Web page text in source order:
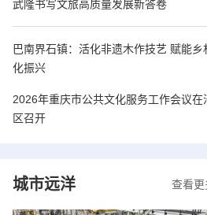
武隆书写文旅高质量发展新答卷
巴南界石镇：活化非遗木作技艺 赋能乡
化振兴
2026年重庆市公共文化服务工作会议在
区召开
查看更
城市远洋